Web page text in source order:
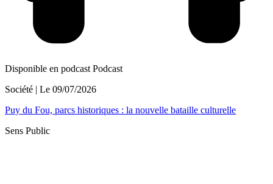
Disponible en podcast Podcast
Société | Le 09/07/2026
Puy du Fou, parcs historiques : la nouvelle bataille culturelle
Sens Public